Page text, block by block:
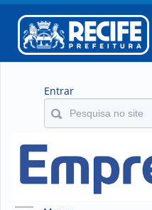
Entrar